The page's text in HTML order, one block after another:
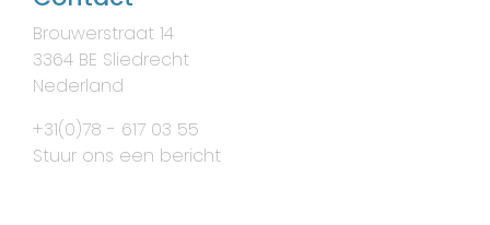
Brouwerstraat 14
3364 BE Sliedrecht
Nederland
+31(0)78 - 617 03 55
Stuur ons een bericht